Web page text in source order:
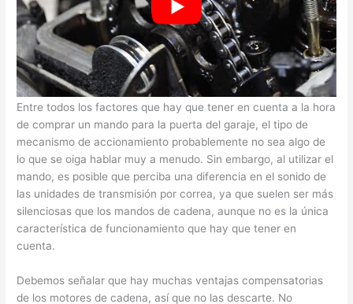
Ventajas y desventajas de la correa de distribución frente a la
cadena de distribución
Entre todos los factores que hay que tener en cuenta a la hora
de comprar un mando para la puerta del garaje, el tipo de
mecanismo de accionamiento probablemente no sea algo de
lo que se oiga hablar muy a menudo. Sin embargo, al utilizar el
mando, es posible que perciba una diferencia en el sonido de
las unidades de transmisión por correa, ya que suelen ser más
silenciosas que los mandos de cadena, aunque no es la única
característica de funcionamiento que hay que tener en
cuenta.
Debemos señalar que hay muchas ventajas compensatorias
de los motores de cadena, así que no las descarte. No